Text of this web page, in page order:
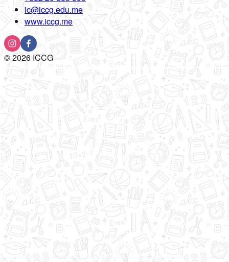
ic@iccg.edu.me
www.iccg.me
©2026ICCG